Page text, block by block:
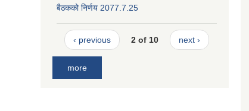
बैठकको निर्णय 2077.7.25
‹ previous 2 of 10 next ›
more